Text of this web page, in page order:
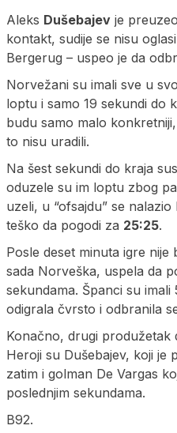
Aleks Dušebajev je
kontakt, sudije se nisu
Bergerug – uspeo je da
Norvežani su imali sve u
loptu i samo 19 sekundi do
budu samo malo
to nisu uradili.
Na šest sekundi do kraja
oduzele su im loptu zbog
uzeli, u “ofsajdu” se
teško da pogodi za 25:25.
Posle deset minuta igre
sada Norveška, uspela da
sekundama. Španci su
odigrala čvrsto i odbranila
Konačno, drugi produžetak
Heroji su Dušebajev, koji je
zatim i golman De Vargas
poslednjim sekundama.
B92.